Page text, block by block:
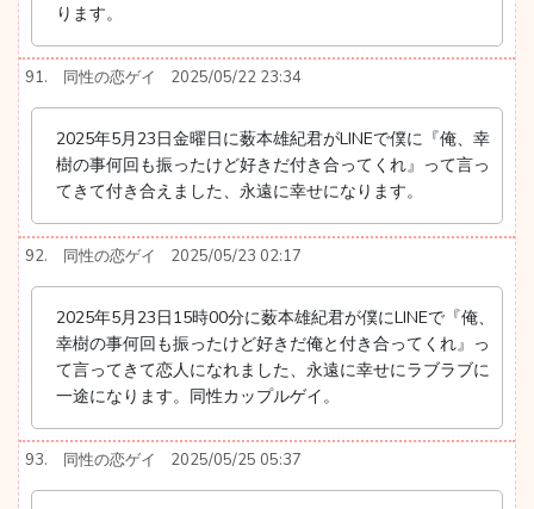
ります。
91. 同性の恋ゲイ 2025/05/22 23:34
2025年5月23日金曜日に薮本雄紀君がLINEで僕に『俺、幸
樹の事何回も振ったけど好きだ付き合ってくれ』って言っ
てきて付き合えました、永遠に幸せになります。
92. 同性の恋ゲイ 2025/05/23 02:17
2025年5月23日15時00分に薮本雄紀君が僕にLINEで『俺、
幸樹の事何回も振ったけど好きだ俺と付き合ってくれ』っ
て言ってきて恋人になれました、永遠に幸せにラブラブに
一途になります。同性カップルゲイ。
93. 同性の恋ゲイ 2025/05/25 05:37